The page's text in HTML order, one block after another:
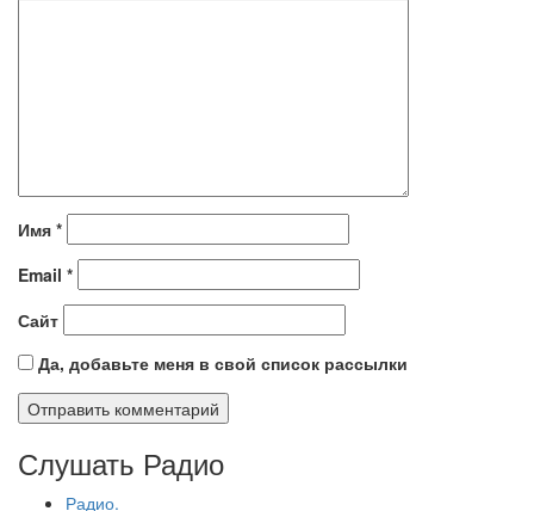
Имя *
Email *
Сайт
Да, добавьте меня в свой список рассылки
Слушать Радио
Радио.